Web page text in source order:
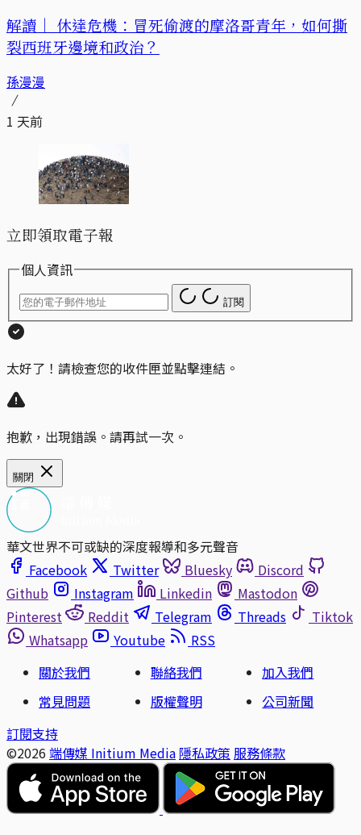
解讀｜ 休達危機：冒死偷渡的摩洛哥青年，如何撕
裂西班牙邊境和政治？
孫漫漫
1 天前
立即領取電子報
個人資訊
訂閱
太好了！請檢查您的收件匣並點擊連結。
抱歉，出現錯誤。請再試一次。
關閉
華文世界不可或缺的深度報導和多元聲音
Facebook
Twitter Bluesky
Discord
Github
Instagram Linkedin
Mastodon
Pinterest
Reddit Telegram Threads
Tiktok
Whatsapp
Youtube
RSS
關於我們
聯絡我們
加入我們
常見問題
版權聲明
公司新聞
訂閱支持
©2026 端傳媒 Initium Media 隱私政策 服務條款